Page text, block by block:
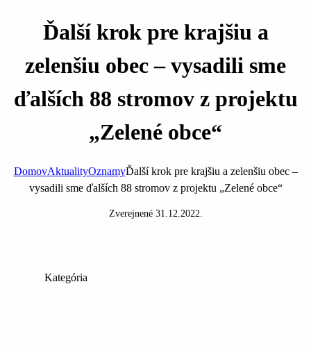
Ďalší krok pre krajšiu a
zelenšiu obec – vysadili sme
ďalších 88 stromov z projektu
„Zelené obce“
DomovAktualityOznamyĎalší krok pre krajšiu a zelenšiu obec –
vysadili sme ďalších 88 stromov z projektu „Zelené obce“
Zverejnené 31.12.2022.
Kategória